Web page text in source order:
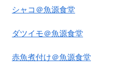
シャコ＠魚源食堂
ダツイモ＠魚源食堂
赤魚煮付け＠魚源食堂